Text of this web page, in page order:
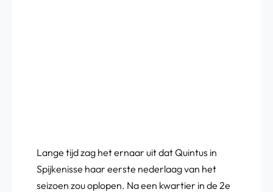
Lange tijd zag het ernaar uit dat Quintus in
Spijkenisse haar eerste nederlaag van het
seizoen zou oplopen. Na een kwartier in de 2e